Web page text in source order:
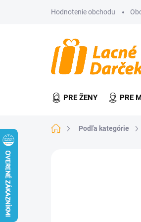
Hodnotenie obchodu
PRE ŽENY PRE
DomovPodľa kategórie